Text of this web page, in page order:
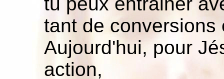
tant de conversions
Aujourd'hui, pour
action,